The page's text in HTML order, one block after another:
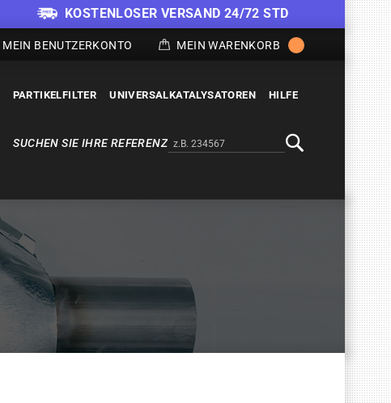
KOSTENLOSER VERSAND 24/72 STD
MEIN BENUTZERKONTO MEIN WARENKORB
PARTIKELFILTER UNIVERSALKATALYSATOREN HILFE
Alternativa a Doofinder
SUCHEN SIE IHRE REFERENZ